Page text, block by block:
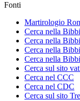
Fonti
Martirologio
Cerca nella
Cerca nella
Cerca nella
Cerca nella
Cerca sul sito
Cerca nel CCC
Cerca nel CDC
Cerca sul sito